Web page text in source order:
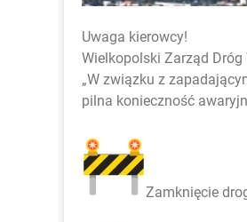
Uwaga kierowcy!
Wielkopolski Zarząd
„W związku z
pilna konieczność
Zamknięcie